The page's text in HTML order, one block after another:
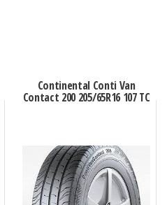
Continental Conti Van
Contact 200 205/65R16 107 TC